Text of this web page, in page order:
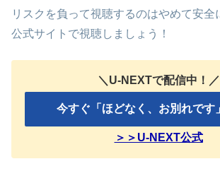
リスクを負って視聴するのはやめて安全
公式サイトで視聴しましょう！
＼U-NEXTで配信中！／
今すぐ「ほどなく、お別れです
＞＞U-NEXT公式